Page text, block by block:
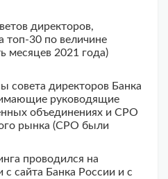
директоров,
топ-30 по величине
месяцев 2021 года)
совета директоров Банка
руководящие
объединениях и СРО
рынка (СРО были
проводился на
сайта Банка России и с